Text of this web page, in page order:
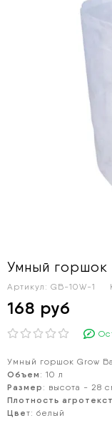
Умный горшок
Артикул: GB-10W-1
168 руб
Умный горшок Grow
Объем : 10 л
Размер : высота - 28
Плотность
Цвет: белый